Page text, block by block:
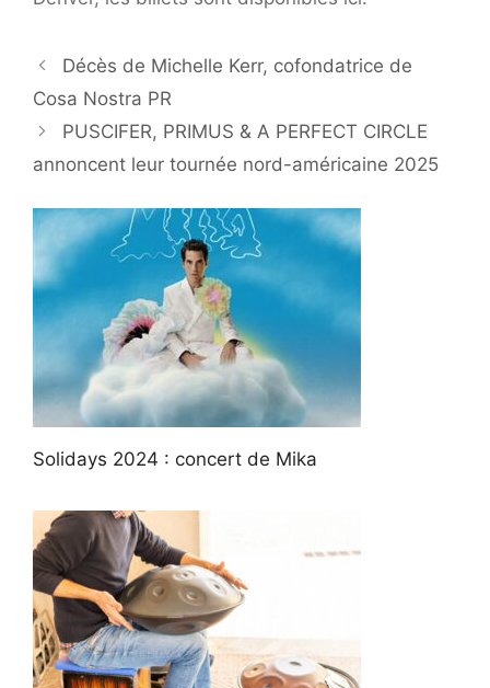
Décès de Michelle Kerr, cofondatrice de
Cosa Nostra PR
PUSCIFER, PRIMUS & A PERFECT CIRCLE
annoncent leur tournée nord-américaine 2025
Solidays 2024 : concert de Mika